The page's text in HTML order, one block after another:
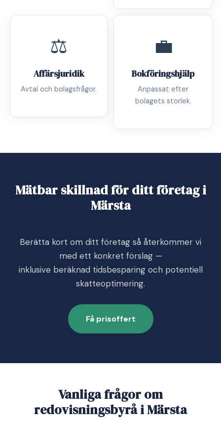
⚖️
Affärsjuridik
Avtal och bolagsfrågor.
💼
Bokföringshjälp
Anpassat efter
bolagets storlek.
Mätbar skillnad för ditt företag i
Märsta
Berätta kort om ditt företag så återkommer vi
med ett konkret förslag —
inklusive beräknad tidsbesparing och potentiell
skatteoptimering.
Få prisoffert
Vanliga frågor om
redovisningsbyrå i Märsta